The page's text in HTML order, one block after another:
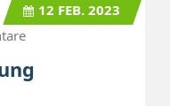
12 FEB. 2023